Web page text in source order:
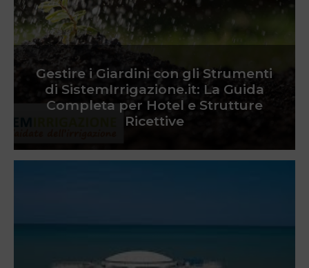
Gestire i Giardini con gli Strumenti
di SistemIrrigazione.it: La Guida
Completa per Hotel e Strutture
Ricettive